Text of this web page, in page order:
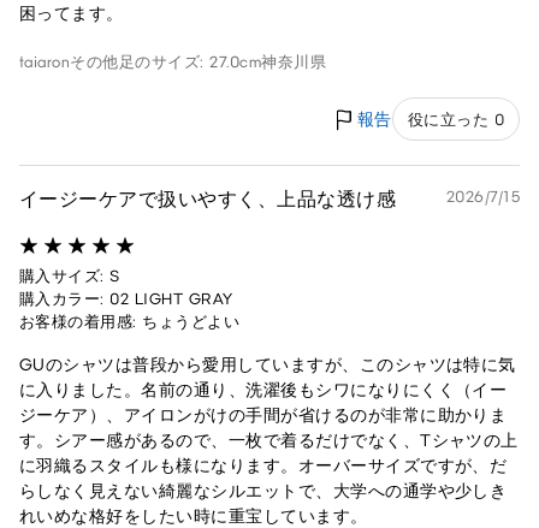
困ってます。
taiaronその他足のサイズ: 27.0cm神奈川県
報告 役に立った 0
イージーケアで扱いやすく、上品な透け感 2026/7/15
購入サイズ: S
購入カラー: 02 LIGHT GRAY
お客様の着用感: ちょうどよい
GUのシャツは普段から愛用していますが、このシャツは特に気
に入りました。名前の通り、洗濯後もシワになりにくく（イー
ジーケア）、アイロンがけの手間が省けるのが非常に助かりま
す。シアー感があるので、一枚で着るだけでなく、Tシャツの上
に羽織るスタイルも様になります。オーバーサイズですが、だ
らしなく見えない綺麗なシルエットで、大学への通学や少しき
れいめな格好をしたい時に重宝しています。